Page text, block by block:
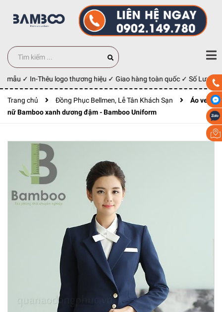
✓ In-Thêu logo thương hiệu ✓ Giao hàng toàn quốc ✓ Số Lượng
Trang chủ Đồng Phục Bellmen, Lễ Tân Khách Sạn
Áo vest
nữ Bamboo xanh dương đậm - Bamboo Uniform